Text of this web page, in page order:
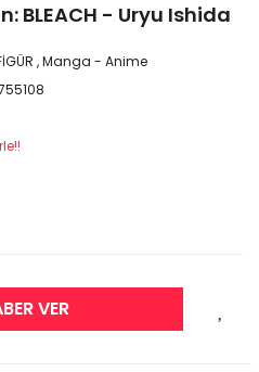
BLEACH - Uryu Ishida
,Manga - Anime
VER